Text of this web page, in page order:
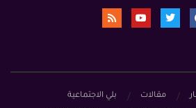
مقالات
بلي الاجتماعية